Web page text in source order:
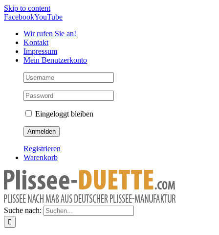
Skip to content
FacebookYouTube
Wir rufen Sie an!
Kontakt
Impressum
Mein Benutzerkonto
Eingeloggt bleiben
Registrieren
Warenkorb
Suche nach: